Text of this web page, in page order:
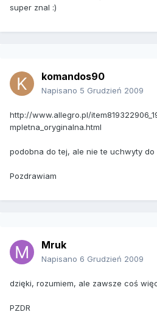
super znal :)
komandos90
Napisano 5 Grudzień 2009
http://www.allegro.pl/
mpletna_oryginalna.html
podobna do tej, ale nie te uchwyty do
Pozdrawiam
Mruk
Napisano 6 Grudzień 2009
dzięki, rozumiem, ale zawsze coś
PZDR